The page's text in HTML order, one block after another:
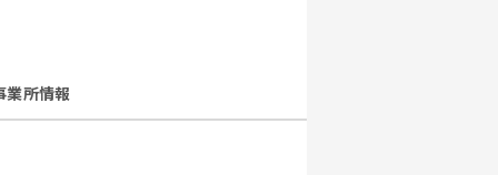
業所情報